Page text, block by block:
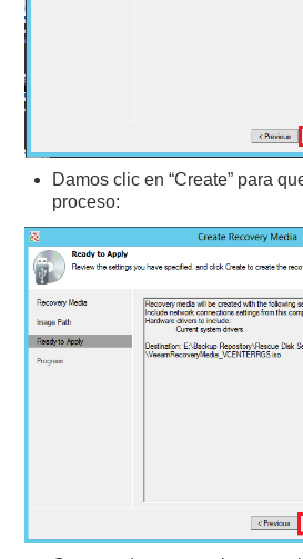
Damos clic en “Create” para
proceso: